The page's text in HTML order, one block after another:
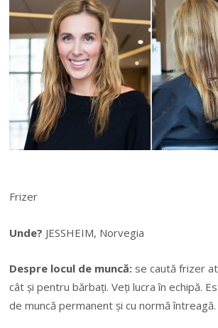
Frizer
Unde? JESSHEIM, Norvegia
Despre locul de muncă: se caută frizer
cât și pentru bărbați. Veți lucra în echipă.
de muncă permanent și cu normă întreagă.